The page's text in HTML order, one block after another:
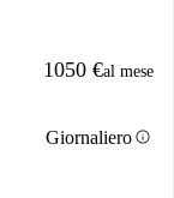
1050 €al mese
Giornalieroinfo